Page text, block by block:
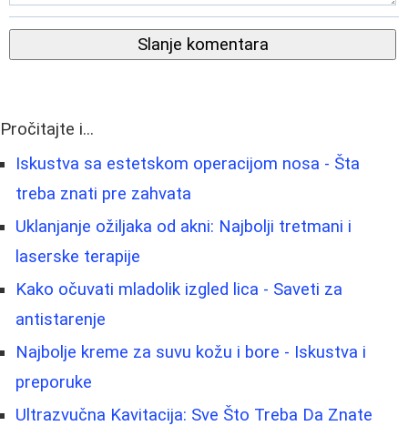
Slanje komentara
Pročitajte i...
Iskustva sa estetskom operacijom nosa - Šta
treba znati pre zahvata
Uklanjanje ožiljaka od akni: Najbolji tretmani i
laserske terapije
Kako očuvati mladolik izgled lica - Saveti za
antistarenje
Najbolje kreme za suvu kožu i bore - Iskustva i
preporuke
Ultrazvučna Kavitacija: Sve Što Treba Da Znate